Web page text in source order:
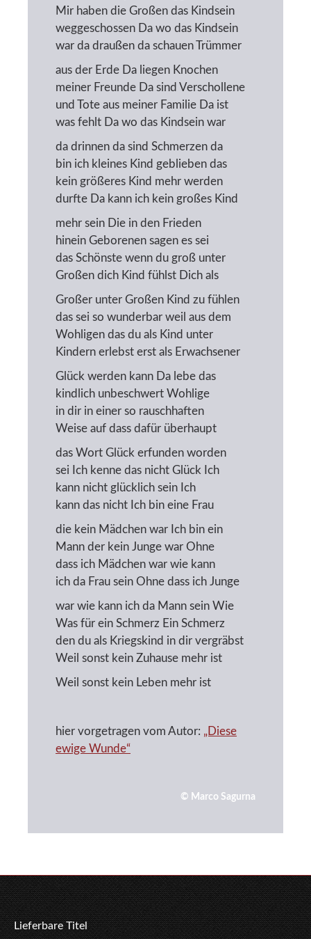
Mir haben die Großen das Kindsein
weggeschossen Da wo das Kindsein
war da draußen da schauen Trümmer
aus der Erde Da liegen Knochen
meiner Freunde Da sind Verschollene
und Tote aus meiner Familie Da ist
was fehlt Da wo das Kindsein war
da drinnen da sind Schmerzen da
bin ich kleines Kind geblieben das
kein größeres Kind mehr werden
durfte Da kann ich kein großes Kind
mehr sein Die in den Frieden
hinein Geborenen sagen es sei
das Schönste wenn du groß unter
Großen dich Kind fühlst Dich als
Großer unter Großen Kind zu fühlen
das sei so wunderbar weil aus dem
Wohligen das du als Kind unter
Kindern erlebst erst als Erwachsener
Glück werden kann Da lebe das
kindlich unbeschwert Wohlige
in dir in einer so rauschhaften
Weise auf dass dafür überhaupt
das Wort Glück erfunden worden
sei Ich kenne das nicht Glück Ich
kann nicht glücklich sein Ich
kann das nicht Ich bin eine Frau
die kein Mädchen war Ich bin ein
Mann der kein Junge war Ohne
dass ich Mädchen war wie kann
ich da Frau sein Ohne dass ich Junge
war wie kann ich da Mann sein Wie
Was für ein Schmerz Ein Schmerz
den du als Kriegskind in dir vergräbst
Weil sonst kein Zuhause mehr ist
Weil sonst kein Leben mehr ist
hier vorgetragen vom Autor: „Diese
ewige Wunde“
© Marco Sagurna
Lieferbare Titel